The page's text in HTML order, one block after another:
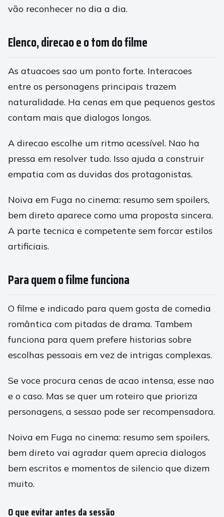
vão reconhecer no dia a dia.
Elenco, direcao e o tom do filme
As atuacoes sao um ponto forte. Interacoes
entre os personagens principais trazem
naturalidade. Ha cenas em que pequenos gestos
contam mais que dialogos longos.
A direcao escolhe um ritmo acessível. Nao ha
pressa em resolver tudo. Isso ajuda a construir
empatia com as duvidas dos protagonistas.
Noiva em Fuga no cinema: resumo sem spoilers,
bem direto aparece como uma proposta sincera.
A parte tecnica e competente sem forcar estilos
artificiais.
Para quem o filme funciona
O filme e indicado para quem gosta de comedia
romântica com pitadas de drama. Tambem
funciona para quem prefere historias sobre
escolhas pessoais em vez de intrigas complexas.
Se voce procura cenas de acao intensa, esse nao
e o caso. Mas se quer um roteiro que prioriza
personagens, a sessao pode ser recompensadora.
Noiva em Fuga no cinema: resumo sem spoilers,
bem direto vai agradar quem aprecia dialogos
bem escritos e momentos de silencio que dizem
muito.
O que evitar antes da sessão